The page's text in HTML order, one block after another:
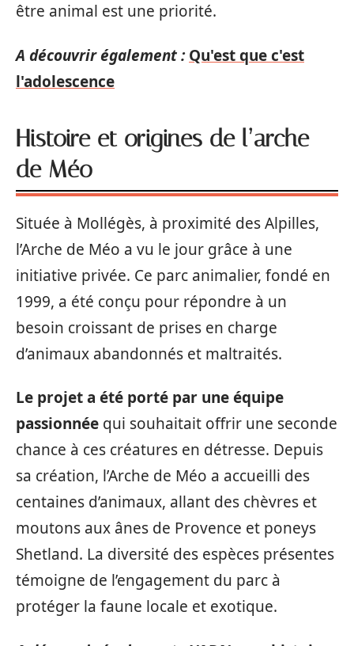
être animal est une priorité.
A découvrir également : Qu'est que c'est
l'adolescence
Histoire et origines de l’arche
de Méo
Située à Mollégès, à proximité des Alpilles,
l’Arche de Méo a vu le jour grâce à une
initiative privée. Ce parc animalier, fondé en
1999, a été conçu pour répondre à un
besoin croissant de prises en charge
d’animaux abandonnés et maltraités.
Le projet a été porté par une équipe
passionnée qui souhaitait offrir une seconde
chance à ces créatures en détresse. Depuis
sa création, l’Arche de Méo a accueilli des
centaines d’animaux, allant des chèvres et
moutons aux ânes de Provence et poneys
Shetland. La diversité des espèces présentes
témoigne de l’engagement du parc à
protéger la faune locale et exotique.